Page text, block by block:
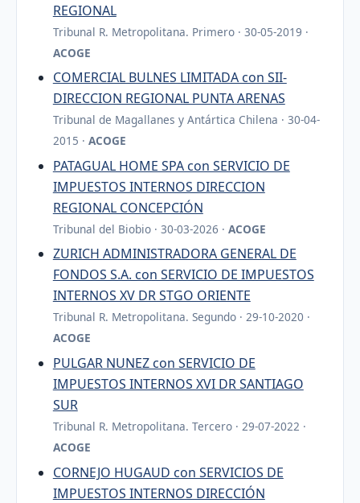
REGIONAL
Tribunal R. Metropolitana. Primero · 30-05-2019 ·
ACOGE
COMERCIAL BULNES LIMITADA con SII-
DIRECCION REGIONAL PUNTA ARENAS
Tribunal de Magallanes y Antártica Chilena · 30-04-
2015 · ACOGE
PATAGUAL HOME SPA con SERVICIO DE
IMPUESTOS INTERNOS DIRECCION
REGIONAL CONCEPCIÓN
Tribunal del Biobio · 30-03-2026 · ACOGE
ZURICH ADMINISTRADORA GENERAL DE
FONDOS S.A. con SERVICIO DE IMPUESTOS
INTERNOS XV DR STGO ORIENTE
Tribunal R. Metropolitana. Segundo · 29-10-2020 ·
ACOGE
PULGAR NUNEZ con SERVICIO DE
IMPUESTOS INTERNOS XVI DR SANTIAGO
SUR
Tribunal R. Metropolitana. Tercero · 29-07-2022 ·
ACOGE
CORNEJO HUGAUD con SERVICIOS DE
IMPUESTOS INTERNOS DIRECCIÓN